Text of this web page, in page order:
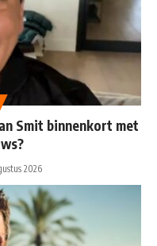
Smit binnenkort met
2026